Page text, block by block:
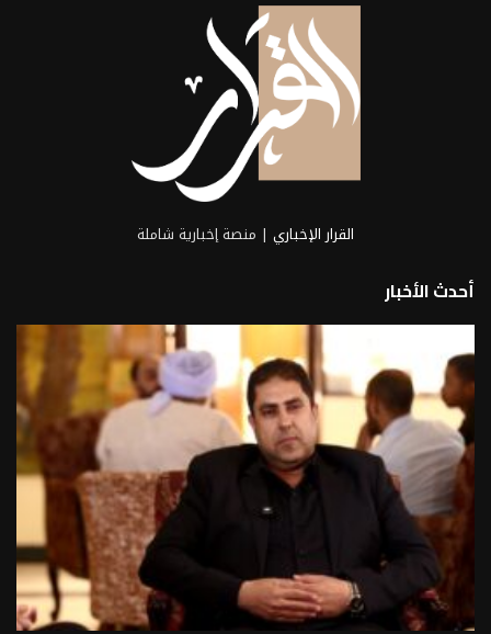
القرار الإخباري | منصة إخبارية شاملة
أحدث الأخبار